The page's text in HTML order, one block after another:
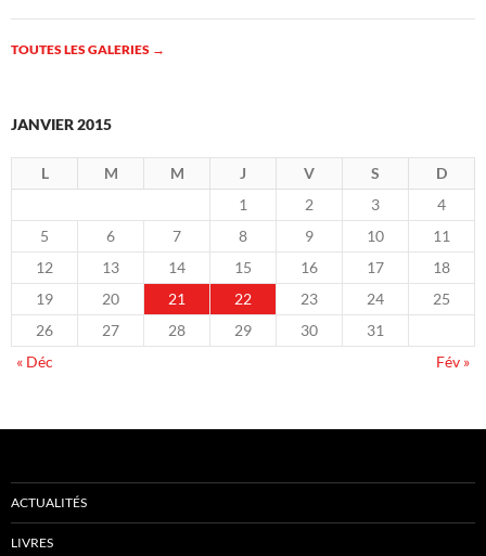
TOUTES LES GALERIES →
JANVIER 2015
L M M J V S
D
1
2 3
4
5
6 7 8 9 10
11
12
13 14 15 16 17
18
19
20 21 22 23 24
25
26
27 28 29 30
31
« Déc
Fév »
ACTUALITÉS
LIVRES